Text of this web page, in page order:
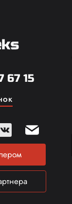
67 15